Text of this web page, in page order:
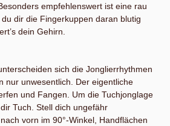
empfehlenswert ist eine rau
dir die Fingerkuppen daran blutig
dein Gehirn.
sich die Jonglierrhythmen
nur unwesentlich. Der eigentliche
und Fangen. Um die Tuchjonglage
Tuch. Stell dich ungefähr
vorn im 90°-Winkel, Handflächen